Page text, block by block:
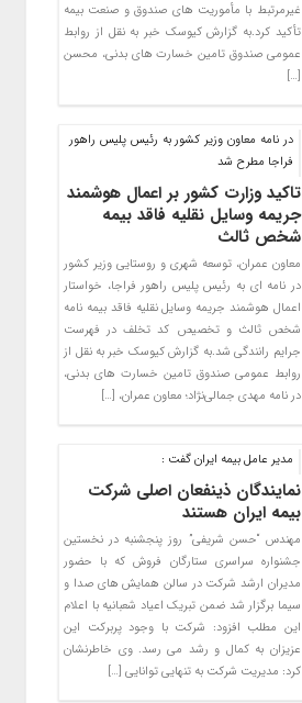
غیرمرتبط با مأموریت های صندوق و صنعت بیمه
تأکید کرد.به گزارش کیوسک خبر به نقل از روابط
عمومی صندوق تامین خسارت های بدنی، محسن
[…]
در نامه معاون وزیر کشور به رئیس پلیس راهور
فراجا مطرح شد
تاکید وزارت کشور بر اعمال هوشمند
جریمه وسایل نقلیه فاقد بیمه
شخص ثالث
معاون عمران، توسعه شهری و روستایی وزیر کشور
در نامه ای به رئیس پلیس راهور فراجا، خواستار
اعمال هوشمند جریمه وسایل نقلیه فاقد بیمه نامه
شخص ثالث و تخصیص کد تخلف در فهرست
جرایم رانندگی شد.به گزارش کیوسک خبر به نقل از
روابط عمومی صندوق تامین خسارت های بدنی،
در نامه مهدی جمالی‌نژاد؛ معاون عمران، […]
مدیر عامل بیمه ایران گفت :
نمایندگان ذینفعان اصلی شرکت
بیمه ایران هستند
مهندس “حسن شریفی” روز پنجشنبه در نخستین
جشنواره سراسری ستارگان فروش که با حضور
مدیران ارشد شرکت در سالن همایش های صدا و
سیما برگزار شد ضمن تبریک اعیاد شعبانیه با اعلام
این مطلب افزود: شرکت با وجود پربرکت این
عزیزان به کمال و رشد می رسد. وی خاطرنشان
کرد: مدیریت شرکت به تنهایی توانایی […]